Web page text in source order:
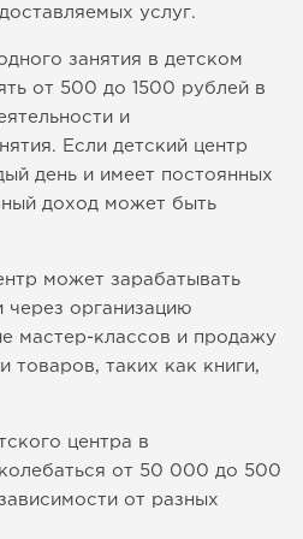
услуг.
занятия в детском
от 500 до 1500 рублей в
и
Если детский центр
день и имеет постоянных
доход может быть
может зарабатывать
через организацию
мастер-классов и продажу
товаров, таких как книги,
центра в
от 50 000 до 500
от разных